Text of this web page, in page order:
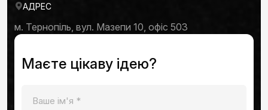
АДРЕС
м. Тернопіль, вул. Мазепи 10, офіс 503
Маєте цікаву ідею?